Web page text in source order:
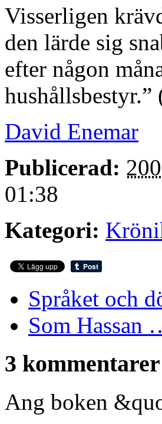
Visserligen
den lärde sig
efter någon
hushållsbestyr.”
David Enemar
Publicerad:
01:38
Kategori:
Språket och
Som Hassan
3 kommentarer
Ang boken